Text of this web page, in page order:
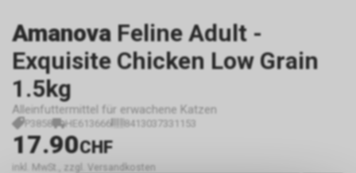
Amanova Feline Adult -
Exquisite Chicken Low Grain
1.5kg
Alleinfuttermittel für erwachene Katzen
P3858 HE613666 8413037331153
17.90CHF
inkl. MwSt., zzgl. Versandkosten